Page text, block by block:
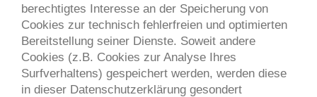
berechtigtes Interesse an der Speicherung von
Cookies zur technisch fehlerfreien und optimierten
Bereitstellung seiner Dienste. Soweit andere
Cookies (z.B. Cookies zur Analyse Ihres
Surfverhaltens) gespeichert werden, werden diese
in dieser Datenschutzerklärung gesondert